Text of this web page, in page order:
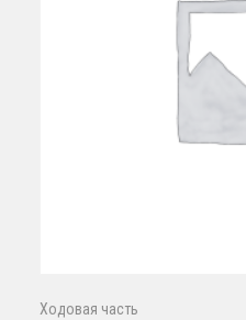
Ходовая часть